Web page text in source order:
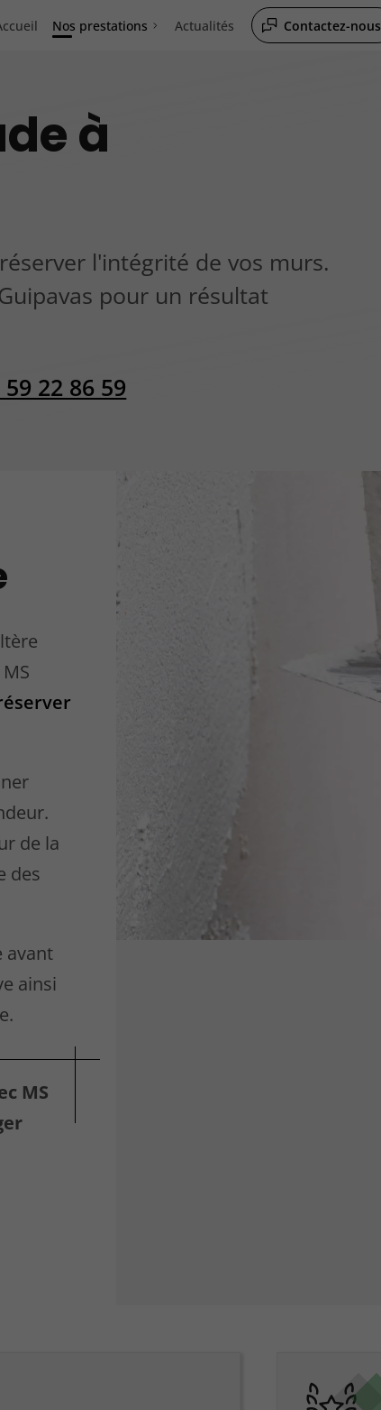
Nos prestations Actualités Contactez-nous
à
l'intégrité de vos murs.
pour un résultat
59 22 86 59
de la
des
avant
ainsi
MS